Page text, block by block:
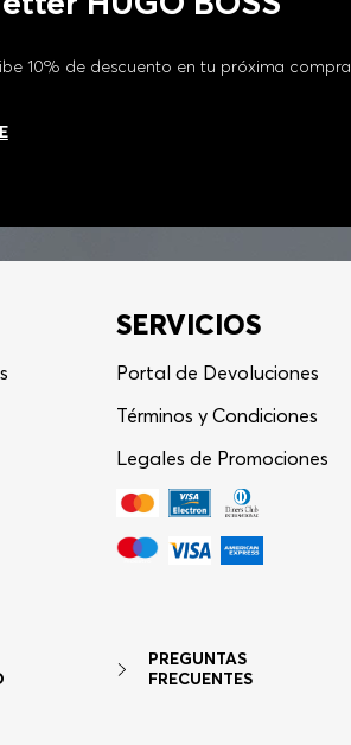
10% de descuento en tu próxima compra
SERVICIOS
Portal de Devoluciones
Términos y Condiciones
Legales de Promociones
PREGUNTAS
FRECUENTES